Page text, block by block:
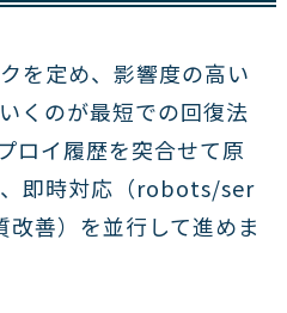
を定め、影響度の高い
くのが最短での回復法
ロイ履歴を突合せて原
即時対応（robots/ser
善）を並行して進めま